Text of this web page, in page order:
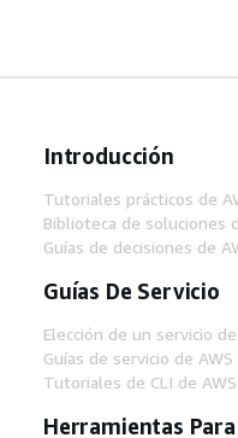
Introducción
Tutoriales prácticos de
Biblioteca de soluciones
Guías de decisiones de
Guías De Servicio
Elección de un servicio
Guías de servicio de AWS
Tutoriales de CLI de
Herramientas Para